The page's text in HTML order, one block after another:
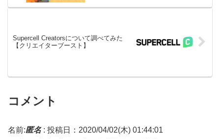
Supercell Creatorsについて調べてみた
【クリエイターブースト】
コメント
名前:匿名: 投稿日：2020/04/02(木) 01:44:01